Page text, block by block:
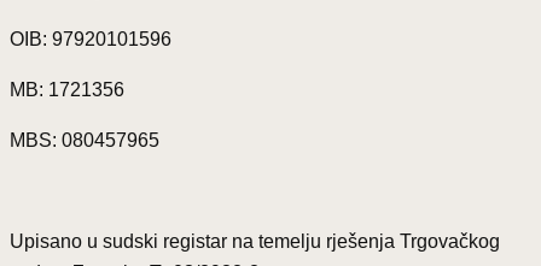
OIB: 97920101596
MB: 1721356
MBS: 080457965
Upisano u sudski registar na temelju rješenja Trgovačkog